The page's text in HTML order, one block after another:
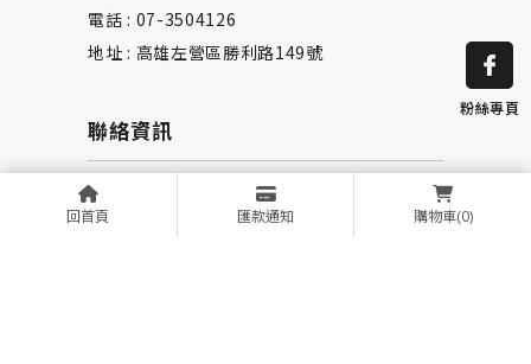
回首頁 匯款通知 購物車(0)
電話 : 07-3504126
地址 : 高雄左營區勝利路149號
聯絡資訊
信箱 ： riley520327@gmail.com
粉絲專頁